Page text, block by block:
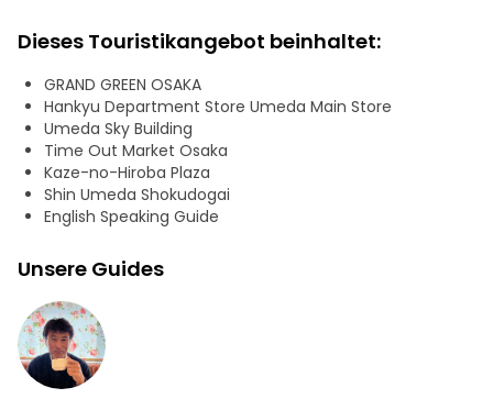
Weniger laufen, mehr verstehen.
Ursprünglich wurde diese Tour als eine auf lokales Essen
fokussierte Erfahrung konzipiert, aber sie wurde zu einer
intelligenteren kulturellen Walking Tour weiterentwickelt,
die das moderne Osaka über Dotonbori hinaus erkundet.
Geführt von einem einheimischen japanischen
Fremdenführer mit Erfahrung in der Betreuung von über
7.000 Gästen aus mehr als 75 Ländern, konzentriert sich
nicht nur auf die Besichtigung berühmter Wahrzeichen.
Sie können besuchen:
- Osaka Bahnhofsbereich
- Grand Green Osaka
- Umeda Sky Building Bereich
Dieses Touristikangebot beinhaltet:
GRAND GREEN OSAKA
Hankyu Department Store Umeda Main Store
Umeda Sky Building
Time Out Market Osaka
Kaze-no-Hiroba Plaza
Shin Umeda Shokudogai
English Speaking Guide
Unsere Guides